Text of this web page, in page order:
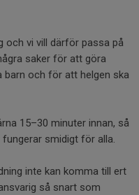
och vi vill därför passa på
saker för att göra
barn och för att helgen ska
15–30 minuter innan, så
smidigt för alla.
inte kan komma till ert
så snart som